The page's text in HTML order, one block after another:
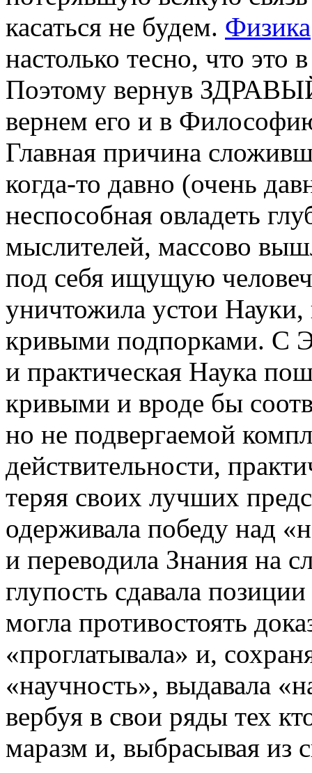
касаться не будем. Физика
настолько тесно, что
Поэтому вернув
вернем его и в
Главная причина
когда-то давно (очень
неспособная овладеть
мыслителей, массово
под себя ищущую
уничтожила устои
кривыми подпорками. С
и практическая Наука
кривыми и вроде бы
но не подвергаемой
действительности,
теряя своих лучших
одерживала победу над
и переводила Знания на
глупость сдавала
могла противостоять
«проглатывала» и,
«научность», выдавала
вербуя в свои ряды тех
маразм и, выбрасывая из